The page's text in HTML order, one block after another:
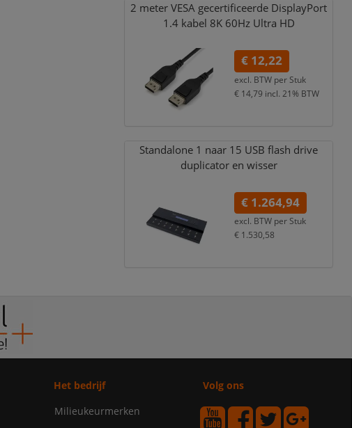
2 meter VESA gecertificeerde DisplayPort
1.4 kabel 8K 60Hz Ultra HD
€ 12,22
excl. BTW per Stuk
€ 14,79 incl. 21% BTW
Standalone 1 naar 15 USB flash drive
duplicator en wisser
€ 1.264,94
excl. BTW per Stuk
€ 1.530,58
Het bedrijf
Milieukeurmerken
Volg ons